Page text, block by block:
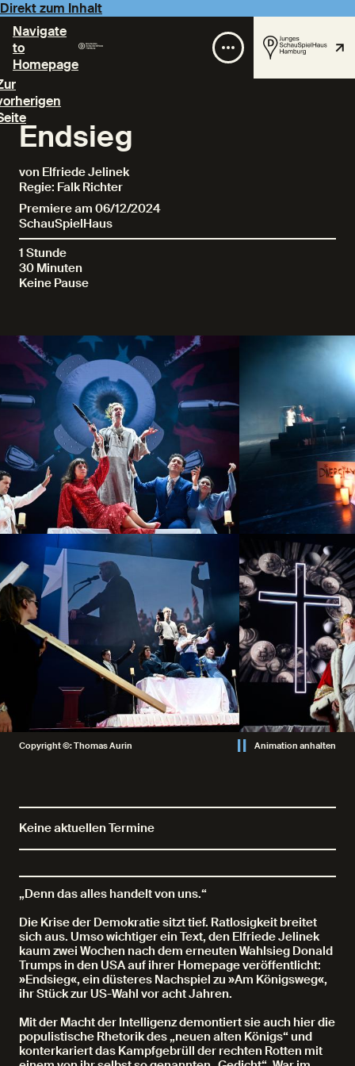
Direkt zum Inhalt
Navigate
to
Homepage
Endsieg
von Elfriede Jelinek
Regie: Falk Richter
Premiere am 06/12/2024
SchauSpielHaus
1 Stunde
30 Minuten
Keine Pause
Copyright ©: Thomas Aurin Animation anhalten
Keine aktuellen Termine
„Denn das alles handelt von uns.“
Die Krise der Demokratie sitzt tief. Ratlosigkeit breitet
sich aus. Umso wichtiger ein Text, den Elfriede Jelinek
kaum zwei Wochen nach dem erneuten Wahlsieg Donald
Trumps in den USA auf ihrer Homepage veröffentlicht:
»Endsieg«, ein düsteres Nachspiel zu »Am Königsweg«,
ihr Stück zur US-Wahl vor acht Jahren.
Mit der Macht der Intelligenz demontiert sie auch hier die
populistische Rhetorik des „neuen alten Königs“ und
konterkariert das Kampfgebrüll der rechten Rotten mit